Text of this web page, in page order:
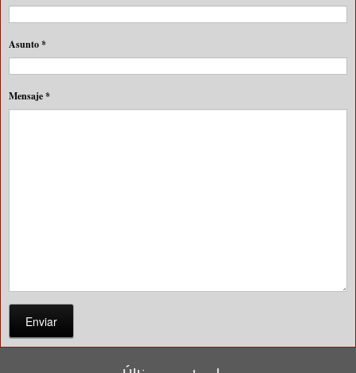
Asunto*
Mensaje*
Enviar